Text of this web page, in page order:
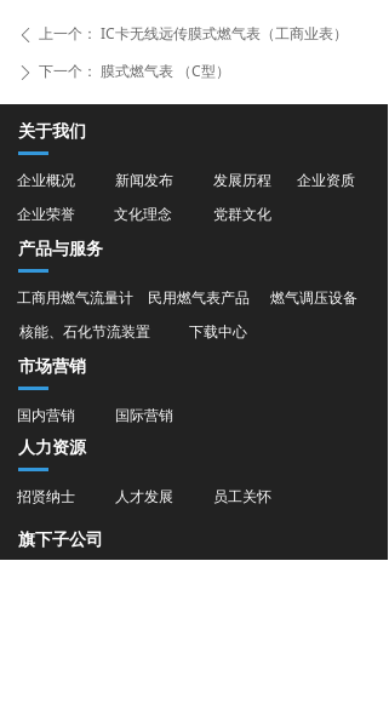
ꄴ 上一个： IC卡无线远传膜式燃气表（工商业表）
ꄲ 下一个： 膜式燃气表 （C型）
关于我们
企业概况 发展历程
企业资质
企业荣誉
文化理念 党群文化
产品与服务
工商用燃气流量计
民用燃气表产品
核能、石化节流装置
下载中心
市场营销
国内营销 国际营销
人力资源
招贤纳士 人才发展 员工关怀
新闻发布
旗下子公司
燃气调压设备